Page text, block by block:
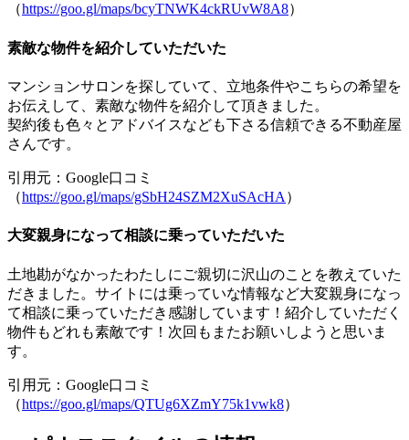
（https://goo.gl/maps/bcyTNWK4ckRUvW8A8）
素敵な物件を紹介していただいた
マンションサロンを探していて、立地条件やこちらの希望を
お伝えして、素敵な物件を紹介して頂きました。
契約後も色々とアドバイスなども下さる信頼できる不動産屋
さんです。
引用元：Google口コミ
（https://goo.gl/maps/gSbH24SZM2XuSAcHA ）
大変親身になって相談に乗っていただいた
土地勘がなかったわたしにご親切に沢山のことを教えていた
だきました。サイトには乗っていな情報など大変親身になっ
て相談に乗っていただき感謝しています！紹介していただく
物件もどれも素敵です！次回もまたお願いしようと思いま
す。
引用元：Google口コミ
（https://goo.gl/maps/QTUg6XZmY75k1vwk8）